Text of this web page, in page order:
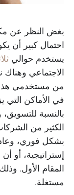
بغض النظر عن
احتمال كبير أن
يستخدم حوالي
الاجتماعي وهناك
من مستخدمي
في الأماكن
بالنسبة
الكثير من
بشكل فوري،
إستراتيجية، أو
المقام الأول.
مستغلة.